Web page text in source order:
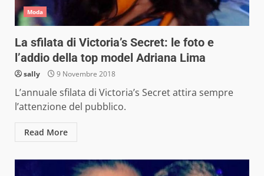
Moda
La sfilata di Victoria’s Secret: le foto e
l’addio della top model Adriana Lima
sally 9 Novembre 2018
L’annuale sfilata di Victoria’s Secret attira sempre
l’attenzione del pubblico.
Read More